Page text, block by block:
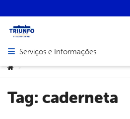
Abrir menu principal de navegação
Serviços e Informações
Você está aqui:
>
Tag: caderneta